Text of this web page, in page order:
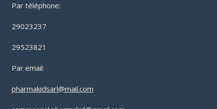
Par téléphone:
29023237
29523821
Par email:
pharmakidsarl@mail.com